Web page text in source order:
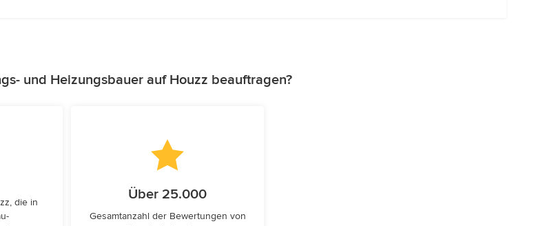
und Heizungsbauer auf Houzz beauftragen?
die in
Über 25.000
Gesamtanzahl der Bewertungen von